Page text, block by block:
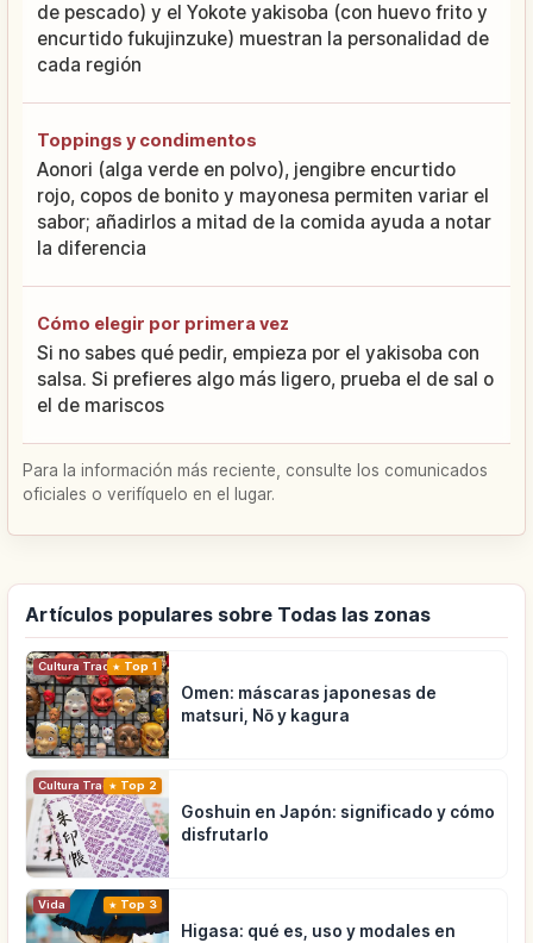
de pescado) y el Yokote yakisoba (con huevo frito y
encurtido fukujinzuke) muestran la personalidad de
cada región
Toppings y condimentos
Aonori (alga verde en polvo), jengibre encurtido
rojo, copos de bonito y mayonesa permiten variar el
sabor; añadirlos a mitad de la comida ayuda a notar
la diferencia
Cómo elegir por primera vez
Si no sabes qué pedir, empieza por el yakisoba con
salsa. Si prefieres algo más ligero, prueba el de sal o
el de mariscos
Para la información más reciente, consulte los comunicados
oficiales o verifíquelo en el lugar.
Artículos populares sobre Todas las zonas
Cultura Tradicional
Top 1
Omen: máscaras japonesas de
matsuri, Nō y kagura
Cultura Tradicional
Top 2
Goshuin en Japón: significado y cómo
disfrutarlo
Vida Top 3
Higasa: qué es, uso y modales en